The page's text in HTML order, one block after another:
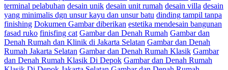
terminal pelabuhan desain unik desain unit rumah desain villa desain
yang minimalis dgn unsur kayu dan unsur batu dinding tampil tanpa
finishing Dokumen Gambar diberikan estetika mendesain bangunan
fasad ruko finisfing cat Gambar dan Denah Rumah Gambar dan
Denah Rumah dan Klinik di Jakarta Selatan Gambar dan Denah
Rumah Jakarta Selatan Gambar dan Denah Rumah Klasik Gambar
dan Denah Rumah Klasik Di Depok Gambar dan Denah Rumah